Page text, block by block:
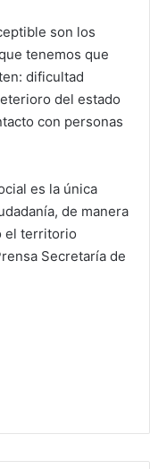
son los
tenemos que
dificultad
del estado
con personas
es la única
de manera
el territorio
Secretaría de